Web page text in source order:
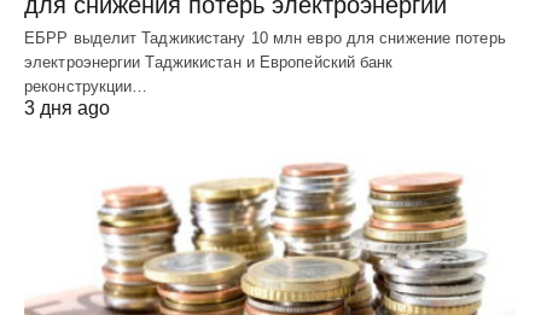
ЕБРР выделит Таджикистану 10 млн евро для снижение потерь
электроэнергии Таджикистан и Европейский банк
реконструкции…
3 дня ago